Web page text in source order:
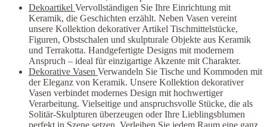
Dekoartikel Vervollständigen Sie Ihre Einrichtung mit
Keramik, die Geschichten erzählt. Neben Vasen vereint
unsere Kollektion dekorativer Artikel Tischmittelstücke,
Figuren, Obstschalen und skulpturale Objekte aus Keramik
und Terrakotta. Handgefertigte Designs mit modernem
Anspruch – ideal für einzigartige Akzente mit Charakter.
Dekorative Vasen Verwandeln Sie Tische und Kommoden mit
der Eleganz von Keramik. Unsere Kollektion dekorativer
Vasen verbindet modernes Design mit hochwertiger
Verarbeitung. Vielseitige und anspruchsvolle Stücke, die als
Solitär-Skulpturen überzeugen oder Ihre Lieblingsblumen
perfekt in Szene setzen. Verleihen Sie jedem Raum eine ganz